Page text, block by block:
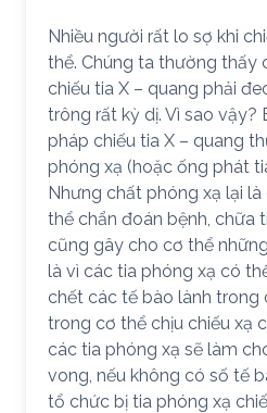
Nhiều người rất lo sợ khi
thể. Chúng ta thường thấy
chiếu tia X – quang phải
trông rất kỳ dị. Vì sao vậy?
pháp chiếu tia X – quang
phóng xạ (hoặc ống phát
Nhưng chất phóng xạ lại
thể chẩn đoán bệnh, chữa
cũng gây cho cơ thể
là vì các tia phóng xạ có
chết các tế bào lành trong
trong cơ thể chịu chiếu xạ
các tia phóng xạ sẽ làm
vong, nếu không có số tế
tổ chức bị tia phóng xạ